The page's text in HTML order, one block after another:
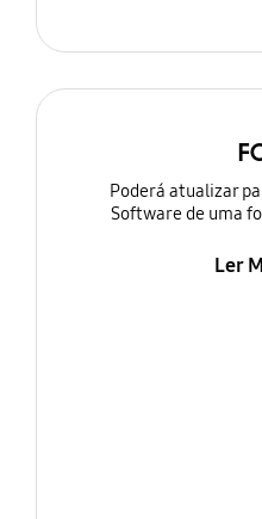
Poderá atualizar
Software de uma
Ler